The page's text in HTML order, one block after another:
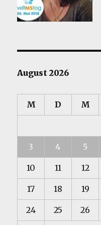
August 2026
M D M
3 4 5
10 11 12
17 18 19
24 25 26